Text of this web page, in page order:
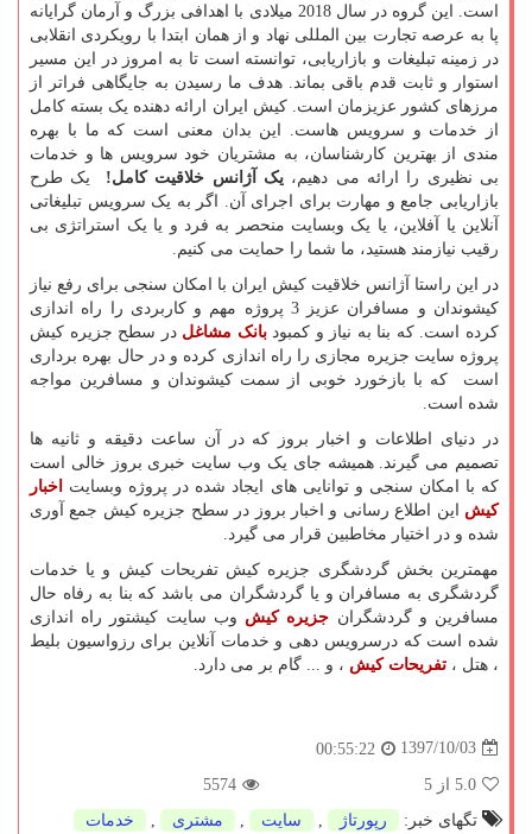
است. این گروه در سال 2018 میلادی با اهدافی بزرگ و آرمان گرایانه
پا به عرصه تجارت بین المللی نهاد و از همان ابتدا با رویکردی انقلابی
در زمینه تبلیغات و بازاریابی، توانسته است تا به امروز در این مسیر
استوار و ثابت قدم باقی بماند. هدف ما رسیدن به جایگاهی فراتر از
مرزهای کشور عزیزمان است. کیش ایران ارائه دهنده یک بسته کامل
از خدمات و سرویس هاست. این بدان معنی است که ما با بهره
مندی از بهترین کارشناسان، به مشتریان خود سرویس ها و خدمات
بی نظیری را ارائه می دهیم، یک آژانس خلاقیت کامل! یک طرح
بازاریابی جامع و مهارت برای اجرای آن. اگر به یک سرویس تبلیغاتی
آنلاین یا آفلاین، یا یک وبسایت منحصر به فرد و یا یک استراتژی بی
رقیب نیازمند هستید، ما شما را حمایت می کنیم.
در این راستا آژانس خلاقیت کیش ایران با امکان سنجی برای رفع نیاز
کیشوندان و مسافران عزیز 3 پروژه مهم و کاربردی را راه اندازی
کرده است. که بنا به نیاز و کمبودبانک مشاغل در سطح جزیره کیش
پروژه سایت جزیره مجازی را راه اندازی کرده و در حال بهره برداری
است که با بازخورد خوبی از سمت کیشوندان و مسافرین مواجه
شده است.
در دنیای اطلاعات و اخبار بروز که در آن ساعت دقیقه و ثانیه ها
تصمیم می گیرند. همیشه جای یک وب سایت خبری بروز خالی است
که با امکان سنجی و توانایی های ایجاد شده در پروژه وبسایت
اخبار
کیش این اطلاع رسانی و اخبار بروز در سطح جزیره کیش جمع آوری
شده و در اختیار مخاطبین قرار می گیرد.
مهمترین بخش گردشگری جزیره کیش تفریحات کیش و یا خدمات
گردشگری به مسافران و یا گردشگران می باشد که بنا به رفاه حال
مسافرین و گردشگران جزیره کیش وب سایت کیشتور راه اندازی
شده است که درسرویس دهی و خدمات آنلاین برای رزواسیون بلیط
، هتل ، تفریحات کیش ، و ... گام بر می دارد.
1397/10/03
00:55:22
5.0 از 5
5574
تگهای خبر:
رپورتاژ سایت مشتری خدمات